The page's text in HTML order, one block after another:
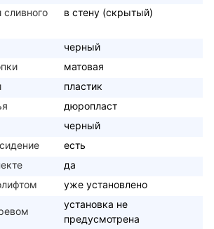
сливного
в стену (скрытый)
черный
матовая
пластик
дюропласт
черный
есть
да
уже установлено
установка не
предусмотрена